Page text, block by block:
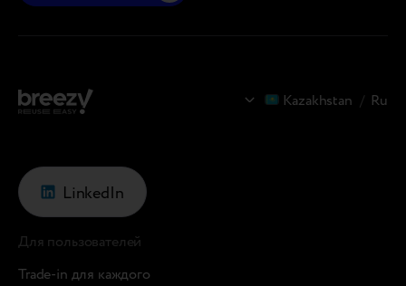
Kazakhstan / Ru
LinkedIn
Для пользователей
Trade-in для каждого